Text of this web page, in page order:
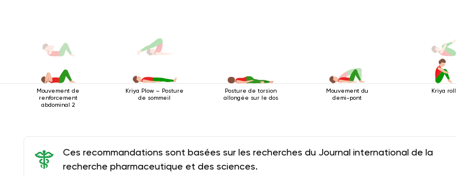
Mouvement de
renforcement
abdominal 2
Kriya Plow – Posture
de sommeil
Posture de torsion
allongée sur le dos
Mouvement du
demi-pont
Kriya roll
Ces recommandations sont basées sur les recherches du Journal international de la
recherche pharmaceutique et des sciences.